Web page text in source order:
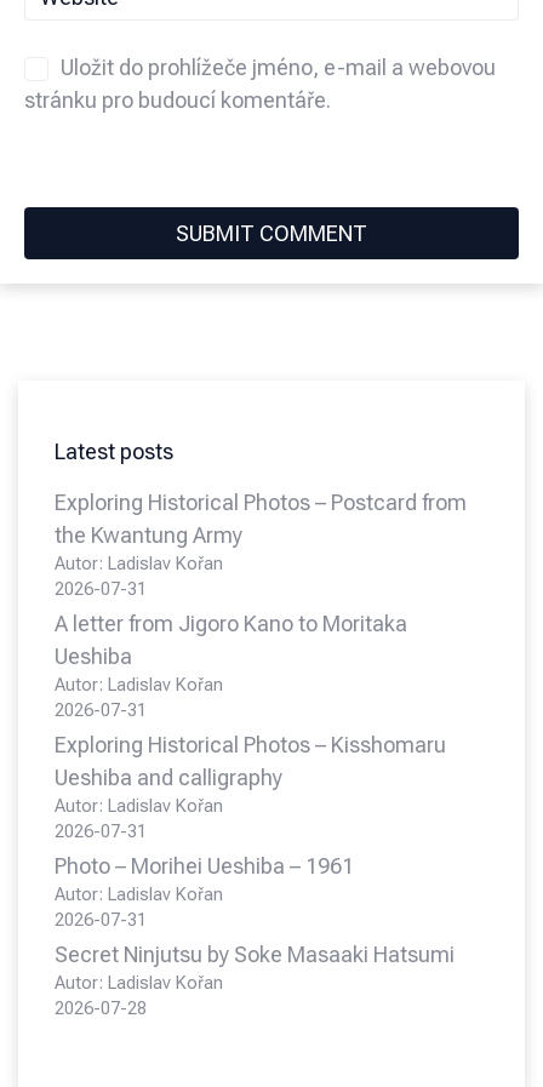
Uložit do prohlížeče jméno, e-mail a webovou
stránku pro budoucí komentáře.
Latest posts
Exploring Historical Photos – Postcard from
the Kwantung Army
Autor: Ladislav Kořan
2026-07-31
A letter from Jigoro Kano to Moritaka
Ueshiba
Autor: Ladislav Kořan
2026-07-31
Exploring Historical Photos – Kisshomaru
Ueshiba and calligraphy
Autor: Ladislav Kořan
2026-07-31
Photo – Morihei Ueshiba – 1961
Autor: Ladislav Kořan
2026-07-31
Secret Ninjutsu by Soke Masaaki Hatsumi
Autor: Ladislav Kořan
2026-07-28